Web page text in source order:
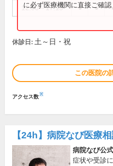
12:00～17:15 ● ●
に必ず医療機関に直接ご確認
休診日: 土～日・祝
この医院の
アクセス数※
【24h】 病院なび医療
病院なび公
症状や受診